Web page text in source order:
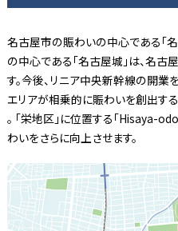
名古屋市の賑わいの中心である「名
の中心である「名古屋城」は、名
す。今後、リニア中央新幹線の開業
エリアが相乗的に賑わいを創出す
。 「栄地区」に位置する「Hisaya-
わいをさらに向上させます。